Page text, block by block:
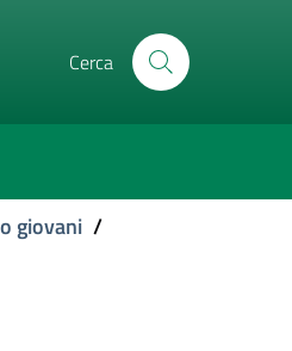
Cerca
giovani /